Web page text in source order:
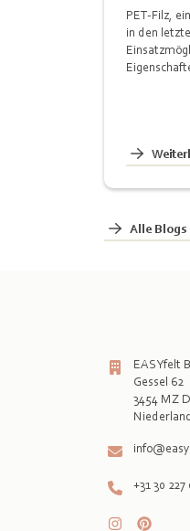
PET-Filz,
in den
Alle Blogs
EASYfelt
Gessel 62
3454 MZ
+31 30 227